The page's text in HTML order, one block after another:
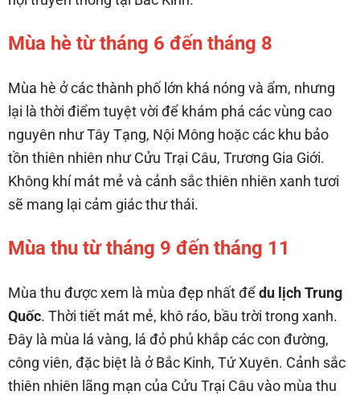
Mùa hè từ tháng 6 đến tháng 8
Mùa hè ở các thành phố lớn khá nóng và ẩm, nhưng
lại là thời điểm tuyệt vời để khám phá các vùng cao
nguyên như Tây Tạng, Nội Mông hoặc các khu bảo
tồn thiên nhiên như Cửu Trại Câu, Trương Gia Giới.
Không khí mát mẻ và cảnh sắc thiên nhiên xanh tươi
sẽ mang lại cảm giác thư thái.
Mùa thu từ tháng 9 đến tháng 11
Mùa thu được xem là mùa đẹp nhất đểdu lịch Trung
Quốc. Thời tiết mát mẻ, khô ráo, bầu trời trong xanh.
Đây là mùa lá vàng, lá đỏ phủ khắp các con đường,
công viên, đặc biệt là ở Bắc Kinh, Tứ Xuyên. Cảnh sắc
thiên nhiên lãng mạn của Cửu Trại Câu vào mùa thu